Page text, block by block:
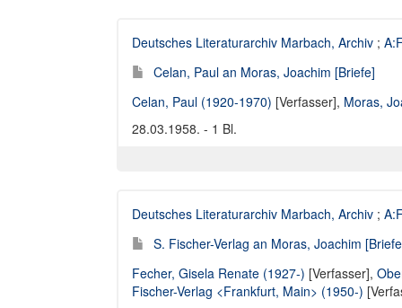
Deutsches Literaturarchiv Marbach, Archiv ;
Celan, Paul an Moras, Joachim [Briefe]
Celan, Paul (1920-1970) [Verfasser], Moras,
28.03.1958. - 1 Bl.
Deutsches Literaturarchiv Marbach, Archiv ;
S. Fischer-Verlag an Moras, Joachim
Fecher, Gisela Renate (1927-) [Verfasser],
Fischer-Verlag <Frankfurt, Main> (1950-)